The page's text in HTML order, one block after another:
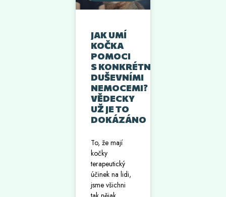
JAK UMÍ
KOČKA
POMOCI
S KONKRÉTNÍMI
DUŠEVNÍMI
NEMOCEMI?
VĚDECKY
UŽ JE TO
DOKÁZÁNO
To, že mají
kočky
terapeutický
účinek na lidi,
jsme všichni